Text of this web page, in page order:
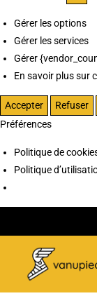
Gérer les options
Gérer les services
Gérer
En savoir plus sur
Accepter Refuser
Préférences
Politique de
Politique